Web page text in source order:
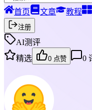
首页 文章 教程
注册
AI测评
精选
0 点赞 0